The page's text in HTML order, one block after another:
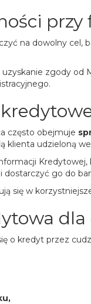
na dowolny cel,
zgody od
często obejmuje
klienta udzieloną
dostarczyć go do
się w
o kredyt przez